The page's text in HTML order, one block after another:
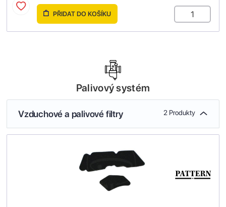
PŘIDAT DO KOŠÍKU
Palivový systém
Vzduchové a palivové filtry 2 Produkty